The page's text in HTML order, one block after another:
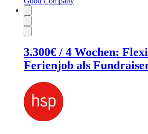
3.300€ / 4 Wochen:
Ferienjob als